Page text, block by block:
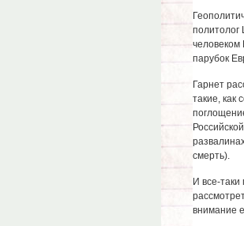
человеком
парубок
Гарнет
такие, как
смерть).
И все-
внимание